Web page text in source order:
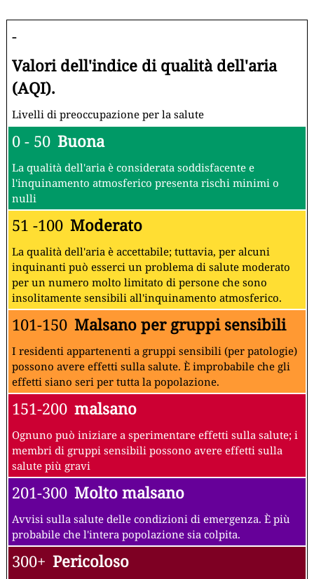
-
Valori dell'indice di qualità dell'aria
(AQI).
Livelli di preoccupazione per la salute
0 - 50 Buona
La qualità dell'aria è considerata soddisfacente e
l'inquinamento atmosferico presenta rischi minimi o
nulli
51 -100 Moderato
La qualità dell'aria è accettabile; tuttavia, per alcuni
inquinanti può esserci un problema di salute moderato
per un numero molto limitato di persone che sono
insolitamente sensibili all'inquinamento atmosferico.
101-150 Malsano per gruppi sensibili
I residenti appartenenti a gruppi sensibili (per patologie)
possono avere effetti sulla salute. È improbabile che gli
effetti siano seri per tutta la popolazione.
151-200 malsano
Ognuno può iniziare a sperimentare effetti sulla salute; i
membri di gruppi sensibili possono avere effetti sulla
salute più gravi
201-300 Molto malsano
Avvisi sulla salute delle condizioni di emergenza. È più
probabile che l'intera popolazione sia colpita.
300+ Pericoloso